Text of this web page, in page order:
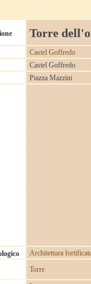
Torre
Castel Goffredo
Castel Goffredo
Piazza Mazzini
Architettura
Torre